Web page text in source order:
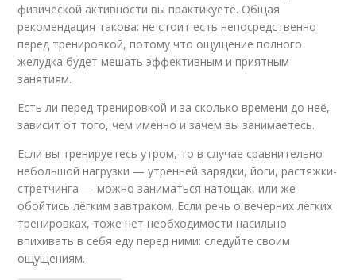
физической активности вы практикуете. Общая
рекомендация такова: не стоит есть непосредственно
перед тренировкой, потому что ощущение полного
желудка будет мешать эффективным и приятным
занятиям.
Есть ли перед тренировкой и за сколько времени до неё,
зависит от того, чем именно и зачем вы занимаетесь.
Если вы тренируетесь утром, то в случае сравнительно
небольшой нагрузки — утренней зарядки, йоги, растяжки-
стретчинга — можно заниматься натощак, или же
обойтись лёгким завтраком. Если речь о вечерних лёгких
тренировках, тоже нет необходимости насильно
впихивать в себя еду перед ними: следуйте своим
ощущениям.